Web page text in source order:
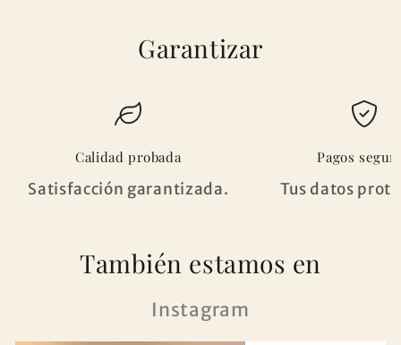
Garantizar
Calidad probada
Satisfacción garantizada.
Pagos
Tus datos
También estamos en
Instagram